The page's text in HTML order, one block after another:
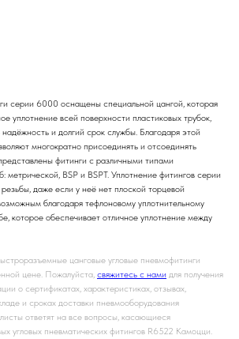
серии 6000 оснащены специальной цангой, которая
уплотнение всей поверхности пластиковых трубок,
и долгий срок службы. Благодаря этой
многократно присоединять и отсоединять
фитинги с различными типами
метрической, BSP и BSPT. Уплотнение фитингов серии
даже если у неё нет плоской торцевой
благодаря тефлоновому уплотнительному
которое обеспечивает отличное уплотнение между
цанговые угловые пневмофитинги
цене. Пожалуйста, свяжитесь с нами для получения
о сертификатах, характеристиках, отзывах,
и сроках доставки пневмооборудования
ответят на все вопросы, касающиеся
угловых пневматических фитингов R6522 Камоцци.